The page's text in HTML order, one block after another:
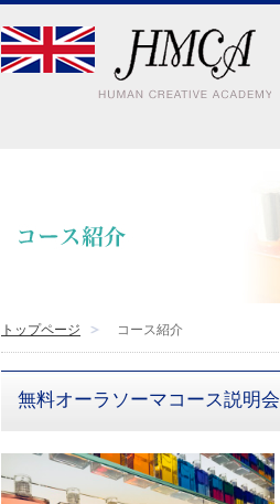
トップページ コース紹介
無料オーラソーマコース説明会